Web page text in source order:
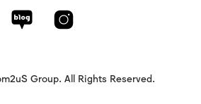
Group. All Rights Reserved.